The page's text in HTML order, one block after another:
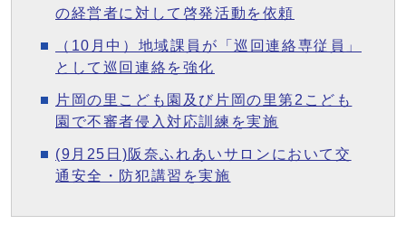
の経営者に対して啓発活動を依頼
（10月中）地域課員が「巡回連絡専従員」
として巡回連絡を強化
片岡の里こども園及び片岡の里第2こども
園で不審者侵入対応訓練を実施
(9月25日)阪奈ふれあいサロンにおいて交
通安全・防犯講習を実施